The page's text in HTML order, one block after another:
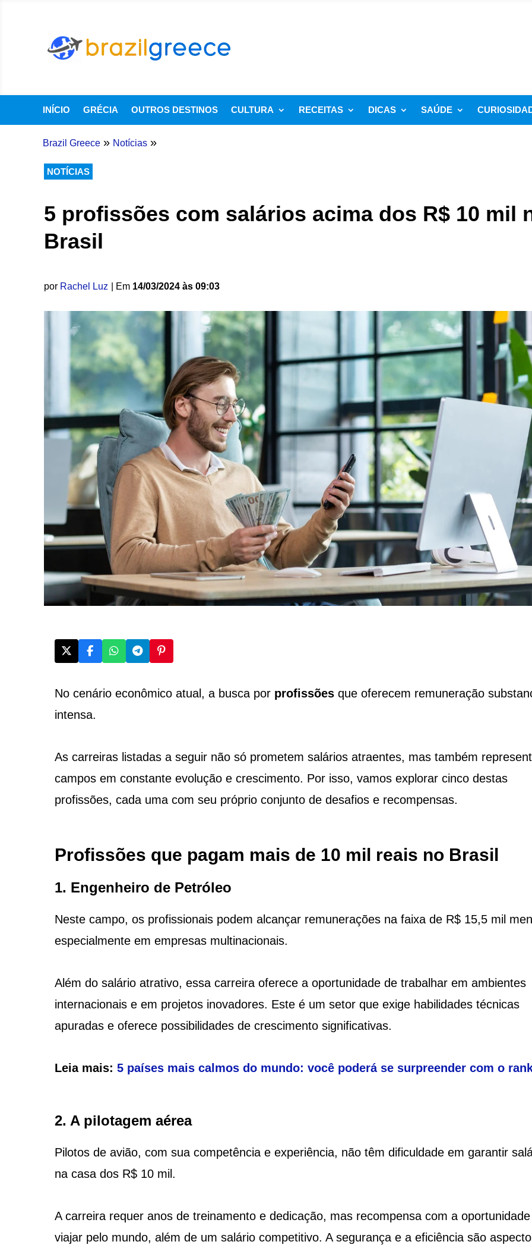
INÍCIO GRÉCIA OUTROS DESTINOS CULTURA RECEITAS DICAS SAÚDE
Brazil Greece » Notícias »
NOTÍCIAS
5 profissões com salários acima dos R$ 10 mil
Brasil
por Rachel Luz | Em 14/03/2024 às 09:03
No cenário econômico atual, a busca por profissõesque oferecem remuneração
intensa.
As carreiras listadas a seguir não só prometem salários atraentes, mas também
campos em constante evolução e crescimento. Por isso, vamos explorar cinco destas
profissões, cada uma com seu próprio conjunto de desafios e recompensas.
Profissões que pagam mais de 10 mil reais no Brasil
1. Engenheiro de Petróleo
Neste campo, os profissionais podem alcançar remunerações na faixa de R$ 15,5 mil
especialmente em empresas multinacionais.
Além do salário atrativo, essa carreira oferece a oportunidade de trabalhar em ambientes
internacionais e em projetos inovadores. Este é um setor que exige habilidades técnicas
apuradas e oferece possibilidades de crescimento significativas.
Leia mais: 5 países mais calmos do mundo: você poderá se surpreender com o
2. A pilotagem aérea
Pilotos de avião, com sua competência e experiência, não têm dificuldade em garantir
na casa dos R$ 10 mil.
A carreira requer anos de treinamento e dedicação, mas recompensa com a
viajar pelo mundo, além de um salário competitivo. A segurança e a eficiência são